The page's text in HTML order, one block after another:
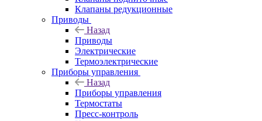
Клапаны редукционные
Приводы
Назад
Приводы
Электрические
Термоэлектрические
Приборы управления
Назад
Приборы управления
Термостаты
Пресс-контроль